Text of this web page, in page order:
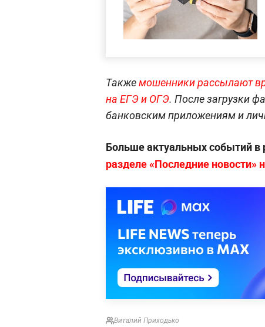
Такжемошенники рассылают
на ЕГЭ и ОГЭ. После загрузки
банковским приложениям и
Больше актуальных событий
разделе «Последние новости»
Виталий Приходько